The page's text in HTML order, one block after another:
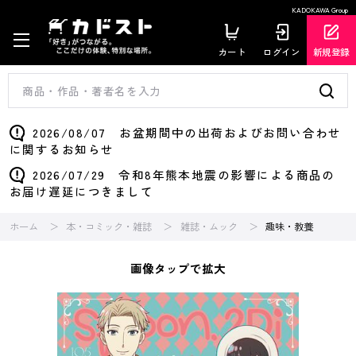
KADOKAWA Group
カート ログイン 新規登録
2026/08/07 お盆期間中の出荷およびお問い合わせ
に関するお知らせ
2026/07/29 令和8年熊本地震の影響による商品の
お届け遅延につきまして
ホーム 本・コミック・雑誌 雑誌・ムック 趣味・教養
画像タップで拡大